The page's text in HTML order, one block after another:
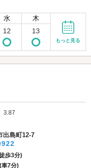
水 木
12 13
もっと見る
5つ星のうち3.5
3.87
出島町12-7
歩3分)
(車7分)